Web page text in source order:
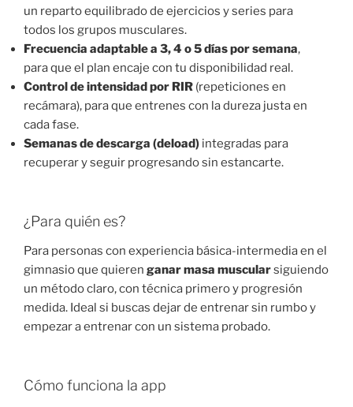
un reparto equilibrado de ejercicios y series para
todos los grupos musculares.
Frecuencia adaptable a 3, 4 o 5 días por semana,
para que el plan encaje con tu disponibilidad real.
Control de intensidad por RIR (repeticiones en
recámara), para que entrenes con la dureza justa en
cada fase.
Semanas de descarga (deload) integradas para
recuperar y seguir progresando sin estancarte.
¿Para quién es?
Para personas con experiencia básica-intermedia en el
gimnasio que quieren ganar masa muscularsiguiendo
un método claro, con técnica primero y progresión
medida. Ideal si buscas dejar de entrenar sin rumbo y
empezar a entrenar con un sistema probado.
Cómo funciona la app